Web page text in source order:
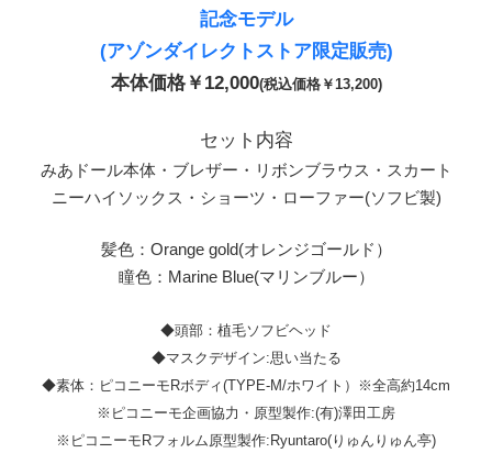
記念モデル
(アゾンダイレクトストア限定販売)
本体価格￥12,000(税込価格￥13,200)
セット内容
みあドール本体・ブレザー・リボンブラウス・スカート
ニーハイソックス・ショーツ・ローファー(ソフビ製)
髪色：Orange gold(オレンジゴールド）
瞳色：Marine Blue(マリンブルー）
◆頭部：植毛ソフビヘッド
◆マスクデザイン:思い当たる
◆素体：ピコニーモRボディ(TYPE-M/ホワイト）※全高約14cm
※ピコニーモ企画協力・原型製作:(有)澤田工房
※ピコニーモRフォルム原型製作:Ryuntaro(りゅんりゅん亭)